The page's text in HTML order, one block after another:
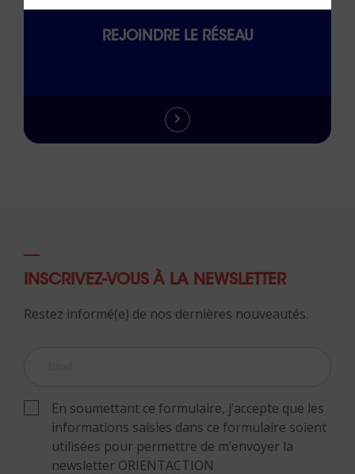
REJOINDRE LE RÉSEAU
INSCRIVEZ-VOUS À LA NEWSLETTER
Restez informé(e) de nos dernières nouveautés.
En soumettant ce formulaire, j’accepte que les
informations saisies dans ce formulaire soient
utilisées pour permettre de m’envoyer la
newsletter ORIENTACTION